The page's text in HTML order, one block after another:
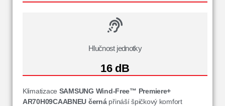
Hlučnost jednotky
16 dB
Klimatizace SAMSUNG Wind-Free™ Premiere+
AR70H09CAABNEU černápřináší špičkový komfort